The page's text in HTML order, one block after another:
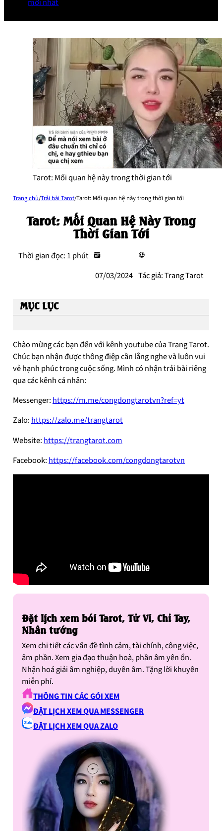
mới nhất
Tarot: Mối quan hệ này trong thời gian tới
Trang chủ/Trải bài Tarot/Tarot: Mối quan hệ này trong thời gian tới
Tarot: Mối Quan Hệ Này Trong
Thời Gian Tới
Thời gian đọc: 1 phút
07/03/2024 Tác giả: Trang Tarot
MỤC LỤC
Chào mừng các bạn đến với kênh youtube của Trang Tarot.
Chúc bạn nhận được thông điệp cần lắng nghe và luôn vui
vẻ hạnh phúc trong cuộc sống. Mình có nhận trải bài riêng
qua các kênh cá nhân:
Messenger:https://m.me/congdongtarotvn?ref=yt
Zalo:https://zalo.me/trangtarot
Website: https://trangtarot.com
Facebook:https://facebook.com/congdongtarotvn
Đặt lịch xem bói Tarot, Tử Vi, Chỉ Tay,
Nhân tướng
Xem chi tiết các vấn đề tình cảm, tài chính, công việc,
âm phần. Xem gia đạo thuận hoà, phần âm yên ổn.
Nhận hoá giải âm nghiệp, duyên âm. Tặng lời khuyên
miễn phí.
THÔNG TIN CÁC GÓI XEM
ĐẶT LỊCH XEM QUA MESSENGER
ĐẶT LỊCH XEM QUA ZALO